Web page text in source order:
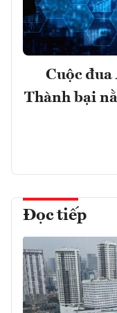
Cuộc
Thành bại
Đọc tiếp